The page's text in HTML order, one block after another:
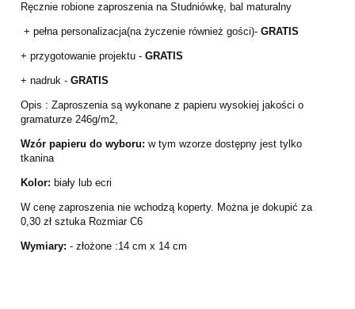
Ręcznie robione zaproszenia na Studniówkę, bal maturalny
+ pełna personalizacja(na życzenie również gości)- GRATIS
+ przygotowanie projektu - GRATIS
+ nadruk - GRATIS
Opis : Zaproszenia są wykonane z papieru wysokiej jakości o
gramaturze 246g/m2,
Wzór papieru do wyboru: w tym wzorze dostępny jest tylko
tkanina
Kolor: biały lub ecri
W cenę zaproszenia nie wchodzą koperty. Można je dokupić za
0,30 zł sztuka Rozmiar C6
Wymiary: - złożone :14 cm x 14 cm